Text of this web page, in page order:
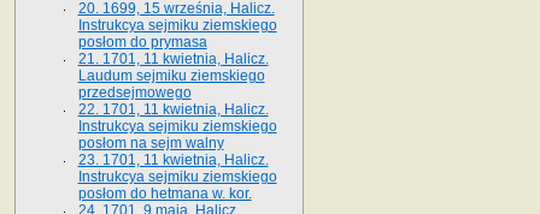
20. 1699, 15 września, Halicz.
Instrukcya sejmiku ziemskiego
posłom do prymasa
21. 1701, 11 kwietnia, Halicz.
Laudum sejmiku ziemskiego
przedsejmowego
22. 1701, 11 kwietnia, Halicz.
Instrukcya sejmiku ziemskiego
posłom na sejm walny
23. 1701, 11 kwietnia, Halicz.
Instrukcya sejmiku ziemskiego
posłom do hetmana w. kor.
24. 1701, 9 maja, Halicz.